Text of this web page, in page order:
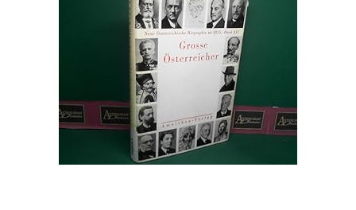
Start Selling
CLOSE